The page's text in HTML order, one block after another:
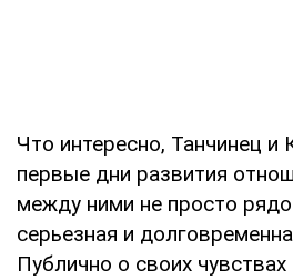
Что интересно, Танчинец и
первые дни развития
между ними не просто
серьезная и
Публично о своих чувствах